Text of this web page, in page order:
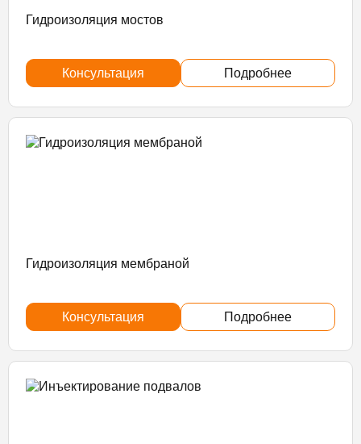
Гидроизоляция мостов
Консультация Подробнее
Гидроизоляция мембраной
Консультация Подробнее